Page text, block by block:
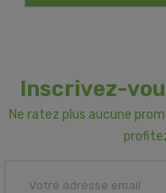
Inscrivez-
Ne ratez plus aucune